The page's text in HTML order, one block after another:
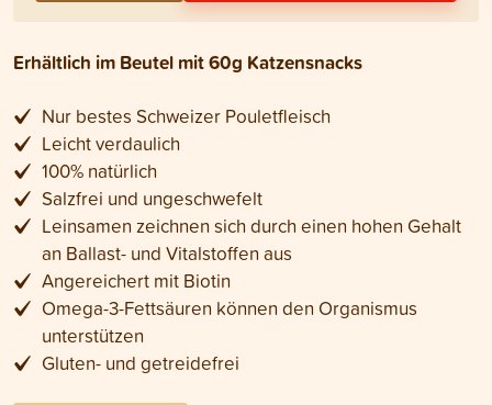
Erhältlich im Beutel mit 60g Katzensnacks
Nur bestes Schweizer Pouletfleisch
Leicht verdaulich
100% natürlich
Salzfrei und ungeschwefelt
Leinsamen zeichnen sich durch einen hohen Gehalt
an Ballast- und Vitalstoffen aus
Angereichert mit Biotin
Omega-3-Fettsäuren können den Organismus
unterstützen
Gluten- und getreidefrei